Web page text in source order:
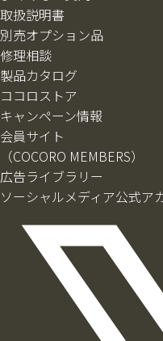
取扱説明書
別売オプション品
修理相談
製品カタログ
ココロストア
キャンペーン情報
会員サイト
（COCORO MEMBERS）
広告ライブラリー
ソーシャルメディア公式ア